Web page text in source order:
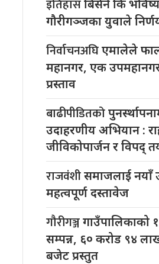
इतिहासबिर्सने कि
गौरीगञ्जका युवाले
निर्वाचनअघिएमालेले
महानगर, एक
प्रस्ताव
बाढीपीडितको
उदाहरणीय अभियान :
जीविकोपार्जन र विपद्
राजवंशीसमाजलाई नयाँ
महत्वपूर्ण दस्तावेज
गौरीगञ्जगाउँपालिकाको
सम्पन्न, ६० करोड ९४
बजेट प्रस्तुत